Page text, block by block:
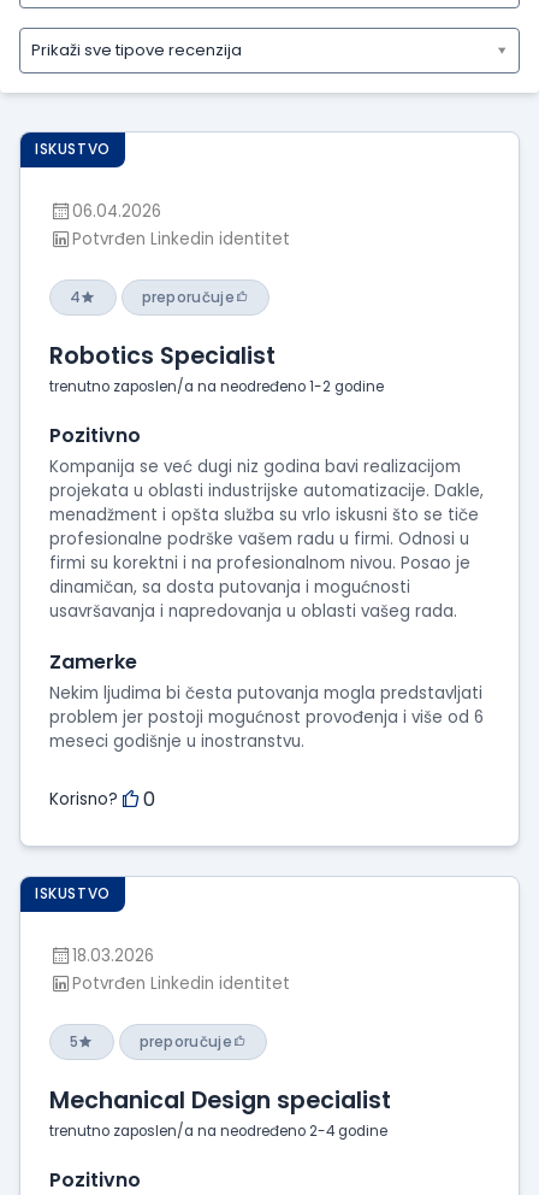
Prikaži sve tipove recenzija
Prikaži
sve
tipove
recenzija
iskustva
radu
Prikaži
intervjua
ISKUSTVO
06.04.2026
Potvrđen Linkedin identitet
4 preporučuje
Robotics Specialist
trenutno zaposlen/a na neodređeno 1-2 godine
Pozitivno
Kompanija se već dugi niz godina bavi realizacijom
projekata u oblasti industrijske automatizacije. Dakle,
menadžment i opšta služba su vrlo iskusni što se tiče
profesionalne podrške vašem radu u firmi. Odnosi u
firmi su korektni i na profesionalnom nivou. Posao je
dinamičan, sa dosta putovanja i mogućnosti
usavršavanja i napredovanja u oblasti vašeg rada.
Zamerke
Nekim ljudima bi česta putovanja mogla predstavljati
problem jer postoji mogućnost provođenja i više od 6
meseci godišnje u inostranstvu.
Korisno? 0
ISKUSTVO
18.03.2026
Potvrđen Linkedin identitet
5 preporučuje
Mechanical Design specialist
trenutno zaposlen/a na neodređeno 2-4 godine
Pozitivno